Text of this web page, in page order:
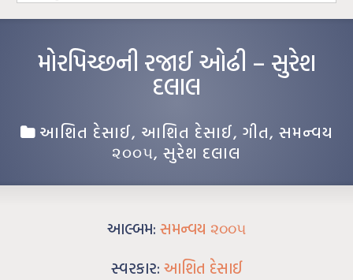
મોરપિચ્છની રજાઈ ઓઢી – સુરેશ
દલાલ
આશિત દેસાઈ, આશિત દેસાઈ, ગીત, સમન્વય
૨૦૦૫, સુરેશ દલાલ
આલ્બમ: સમન્વય ૨૦૦૫
સ્વરકાર: આશિત દેસાઈ